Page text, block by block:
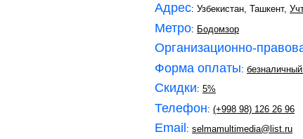
Адрес: Узбекистан, Ташкент,
Метро: Бодомзор
Организационно-
Форма оплаты:
Скидки: 5%
Телефон: (+998 98) 126 26 96
Email : selmamultimedia@list.ru